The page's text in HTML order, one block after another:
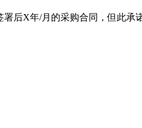
后X年/月的采购合同，但此承